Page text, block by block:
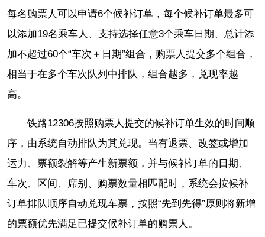
每名购票人可以申请6个候补订单，每个候补订单最多可
以添加19名乘车人、支持选择任意3个乘车日期、总计添
加不超过60个“车次＋日期”组合，购票人提交多个组合，
相当于在多个车次队列中排队，组合越多，兑现率越
高。
铁路12306按照购票人提交的候补订单生效的时间顺
序，由系统自动排队为其兑现。当有退票、改签或增加
运力、票额裂解等产生新票额，并与候补订单的日期、
车次、区间、席别、购票数量相匹配时，系统会按候补
订单排队顺序自动兑现车票，按照“先到先得”原则将新增
的票额优先满足已提交候补订单的购票人。